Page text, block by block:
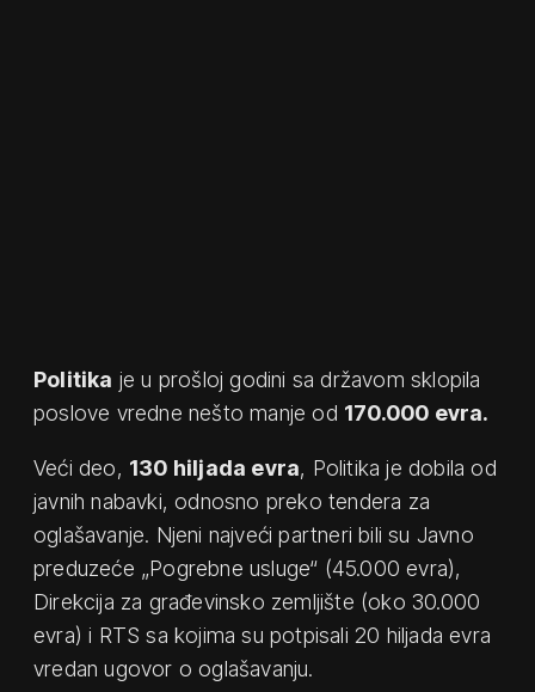
Politika je u prošloj godini sa državom sklopila
poslove vredne nešto manje od 170.000 evra.
Veći deo, 130 hiljada evra, Politika je dobila od
javnih nabavki, odnosno preko tendera za
oglašavanje. Njeni najveći partneri bili su Javno
preduzeće „Pogrebne usluge“ (45.000 evra),
Direkcija za građevinsko zemljište (oko 30.000
evra) i RTS sa kojima su potpisali 20 hiljada evra
vredan ugovor o oglašavanju.